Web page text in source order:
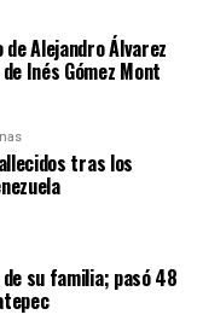
de Alejandro Álvarez
Inés Gómez Mont
tras los
su familia; pasó 48